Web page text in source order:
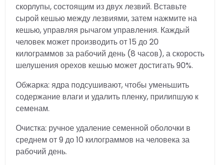
скорлупы, состоящим из двух лезвий. Вставьте
сырой кешью между лезвиями, затем нажмите на
кешью, управляя рычагом управления. Каждый
человек может производить от 15 до 20
килограммов за рабочий день (8 часов), а скорость
шелушения орехов кешью может достигать 90%.
Обжарка: ядра подсушивают, чтобы уменьшить
содержание влаги и удалить пленку, прилипшую к
семенам.
Очистка: ручное удаление семенной оболочки в
среднем от 9 до 10 килограммов на человека за
рабочий день.